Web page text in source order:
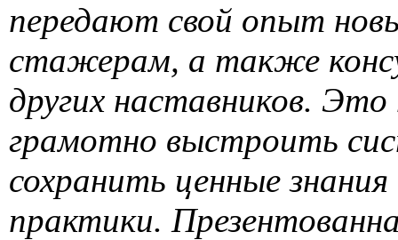
передают свой опыт
стажерам, а также
других наставников. Это
грамотно выстроить
сохранить ценные
практики.